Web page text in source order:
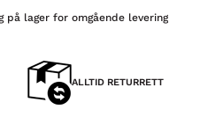
på lager for omgående levering
ALLTID RETURRETT